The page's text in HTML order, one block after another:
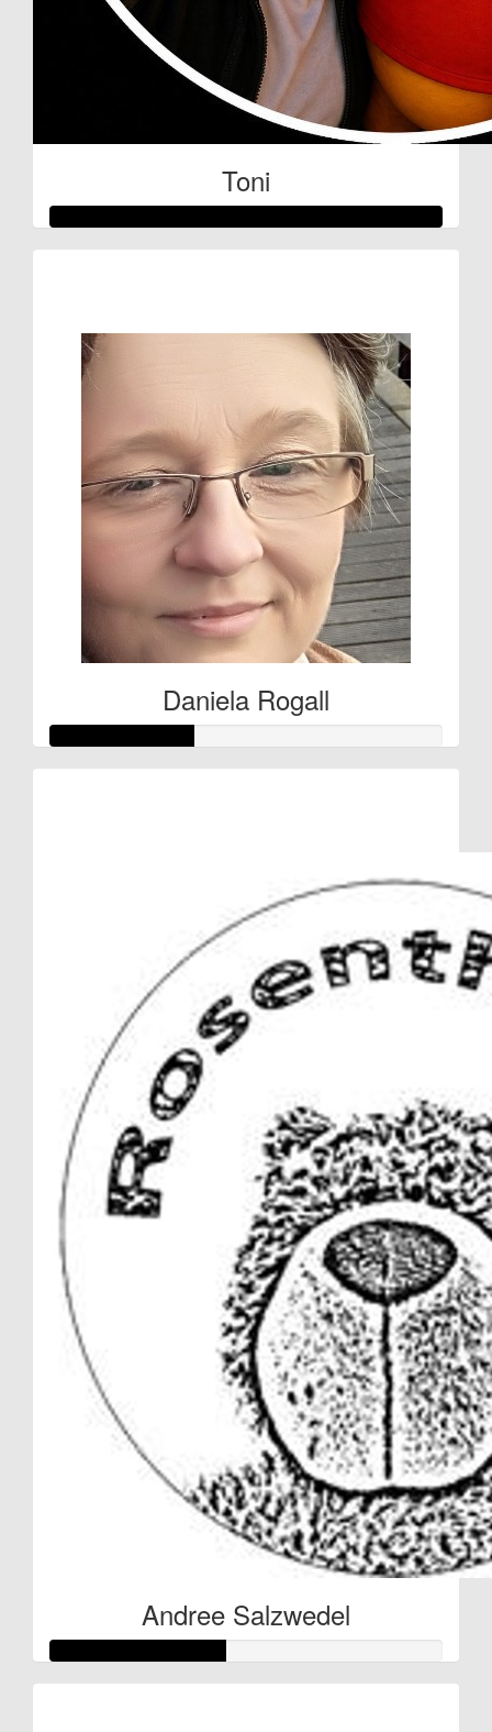
Toni
Daniela Rogall
Andree Salzwedel